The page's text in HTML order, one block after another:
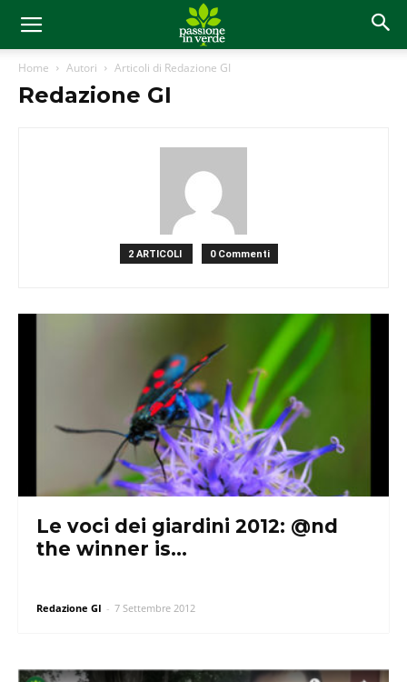
Home Autori Articoli di Redazione GI
Redazione GI
2 ARTICOLI 0 Commenti
Le voci dei giardini 2012: @nd
the winner is…
Redazione GI - 7 Settembre 2012